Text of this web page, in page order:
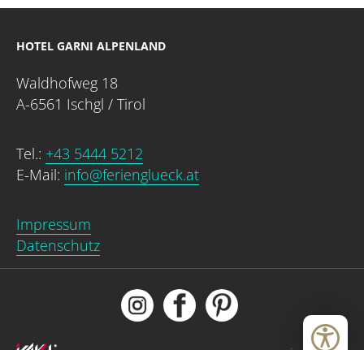
HOTEL GARNI ALPENLAND
Waldhofweg 18
A-6561 Ischgl / Tirol
Tel.: +43 5444 5212
E-Mail: info@ferienglueck.at
Impressum
Datenschutz